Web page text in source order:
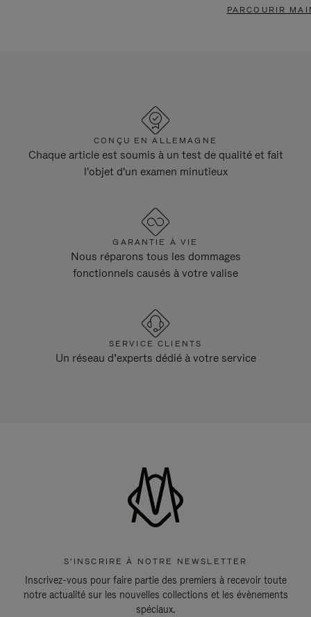
PARCOURIR
CONÇU EN ALLEMAGNE
Chaque article est soumis à un test de qualité et fait
l'objet d'un examen minutieux
GARANTIE À VIE
Nous réparons tous les dommages
fonctionnels causés à votre valise
SERVICE CLIENTS
Un réseau d’experts dédié à votre service
S'INSCRIRE À NOTRE NEWSLETTER
Inscrivez-vous pour faire partie des premiers à recevoir toute
notre actualité sur les nouvelles collections et les évènements
spéciaux.